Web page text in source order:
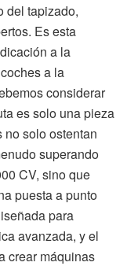
del tapizado,
Es esta
a la
a la
considerar
es solo una pieza
solo ostentan
superando
CV, sino que
puesta a punto
para
avanzada, y el
crear máquinas